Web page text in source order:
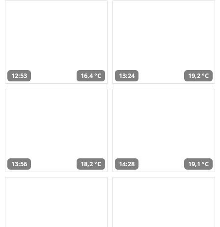
12:53 16,4 °C 13:24 19,2 °C
13:56 18,2 °C 14:28 19,1 °C